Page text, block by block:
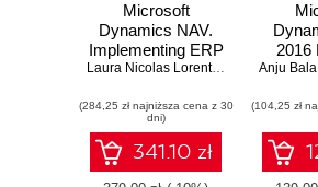
Microsoft
Dynamics NAV.
Implementing ERP
Systems
Laura Nicolas Lorente, Christopher
(284,25 zł najniższa cena z 30
dni)
341.10 zł
2016
Anju Bala
(104,25 zł